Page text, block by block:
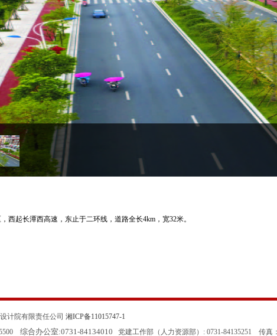
西起长潭西高速，东止于二环线，道路全长4km，宽32米。
计院有限责任公司 湘ICP备11015747-1
综合办公室:0731-84134010 党建工作部（人力资源部）: 0731-84135251 传真